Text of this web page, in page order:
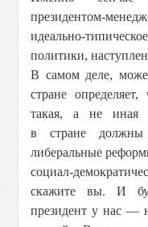
президентом-
идеально-
политики,
В самом деле,
стране
такая, а не иная
в стране должны
либеральные
социал-
скажите вы. И
президент у нас —